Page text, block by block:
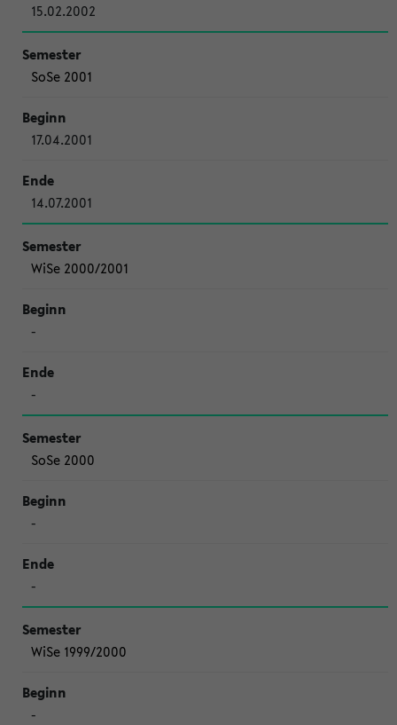
15.02.2002
SoSe 2001
17.04.2001
14.07.2001
WiSe 2000/2001
-
-
SoSe 2000
-
-
WiSe 1999/2000
-